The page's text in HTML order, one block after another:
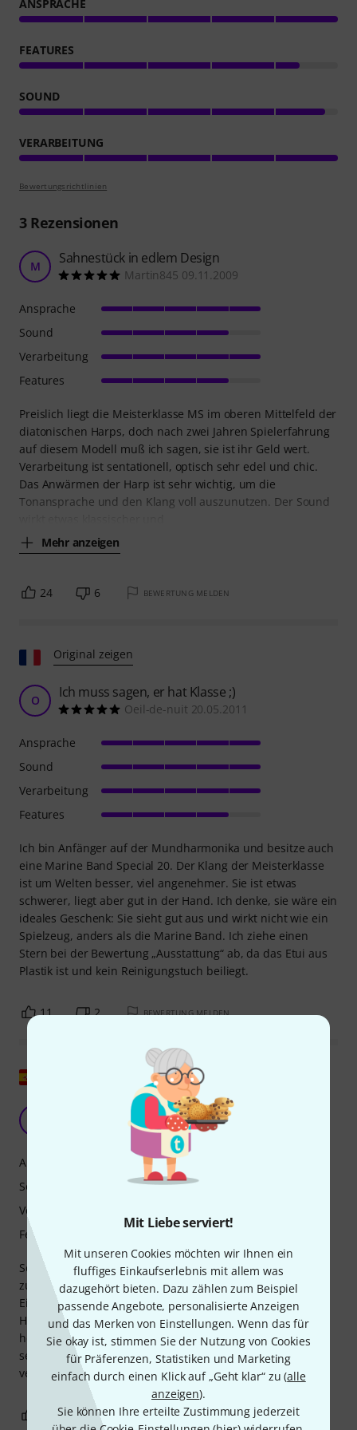
Mit Liebe serviert!
Mit unseren Cookies möchten wir Ihnen ein
fluffiges Einkaufserlebnis mit allem was
dazugehört bieten. Dazu zählen zum Beispiel
passende Angebote, personalisierte Anzeigen
und das Merken von Einstellungen. Wenn das für
Sie okay ist, stimmen Sie der Nutzung von Cookies
für Präferenzen, Statistiken und Marketing
einfach durch einen Klick auf „Geht klar“ zu (alle
anzeigen).
Sie können Ihre erteilte Zustimmung jederzeit
ANSPRACHE
FEATURES
SOUND
VERARBEITUNG
Bewertungsrichtlinien
3Rezensionen
M Sahnestück in edlem Design
Martin845 09.11.2009
Preislich liegt die Meisterklasse MS im oberen Mittelfeld der
diatonischen Harps, doch nach zwei Jahren Spielerfahrung
auf diesem Modell muß ich sagen, sie ist ihr Geld wert.
Verarbeitung ist sentationell, optisch sehr edel und chic.
Das Anwärmen der Harp ist sehr wichtig, um die
Tonansprache und den Klang voll auszunutzen. Der Sound
Mehr anzeigen
Ansprache
Sound
Verarbeitung
Features
24 6 BEWERTUNG MELDEN
Original zeigen
O Ich muss sagen, er hat Klasse ;)
Oeil-de-nuit 20.05.2011
Ich bin Anfänger auf der Mundharmonika und besitze auch
eine Marine Band Special 20. Der Klang der Meisterklasse
ist um Welten besser, viel angenehmer. Sie ist etwas
schwerer, liegt aber gut in der Hand. Ich denke, sie wäre ein
ideales Geschenk: Sie sieht gut aus und wirkt nicht wie ein
Spielzeug, anders als die Marine Band. Ich ziehe einen
Stern bei der Bewertung „Ausstattung“ ab, da das Etui aus
Plastik ist und kein Reinigungstuch beiliegt.
Ansprache
Sound
Verarbeitung
Features
11 2 BEWERTUNG MELDEN
Eine Menge Geld!
Apitz 16.03.2024
Sehr hübsch, aber... es ist viel Geld und die Luft entweicht
zu viel, man muss es auf jeden Fall öffnen und die
Einstellung vornehmen. Ich persönlich bevorzuge
Holzfiguren! Oh nein, heute habe ich es einfach
herausgenommen, um es zu benutzen, weil ich es nicht
sehr wenig benutzt hatte und mir ein Defekt am
verbogenen Blech aufgefallen ist.
Ansprache
Sound
Verarbeitung
Features
1 BEWERTUNG MELDEN